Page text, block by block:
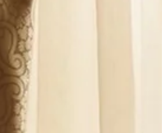
何詮釋截然不同的新娘魅力！ 為什麼越來越
多新娘選擇黑婚紗？ 黑色婚紗的魅力，在於
它不被定義，更貼近每個人不同的故事與個
性。選擇黑色婚紗的新娘通常具備較強烈的
我風格，不願受限於框架。比起白紗的純真
黑婚紗更多了一份時髦且強大的氣場，特別
合用於森林系外拍、工業風婚宴或是時尚大
感的婚紗照。黑色在視覺上更顯瘦、輪廓更
體，在鏡頭下也更容易呈現高級質感。 Lace
& Dolly 黑色婚紗推薦 1｜黑天鵝蕾絲魚尾婚
紗 這款婚紗巧妙運用了精緻的黑蕾絲工藝，